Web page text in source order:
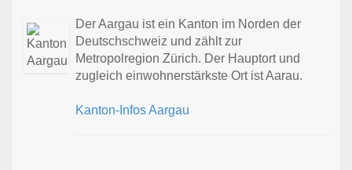
Der Aargau ist ein Kanton im Norden der
Deutschschweiz und zählt zur
Metropolregion Zürich. Der Hauptort und
zugleich einwohnerstärkste Ort ist Aarau.
Kanton-Infos Aargau